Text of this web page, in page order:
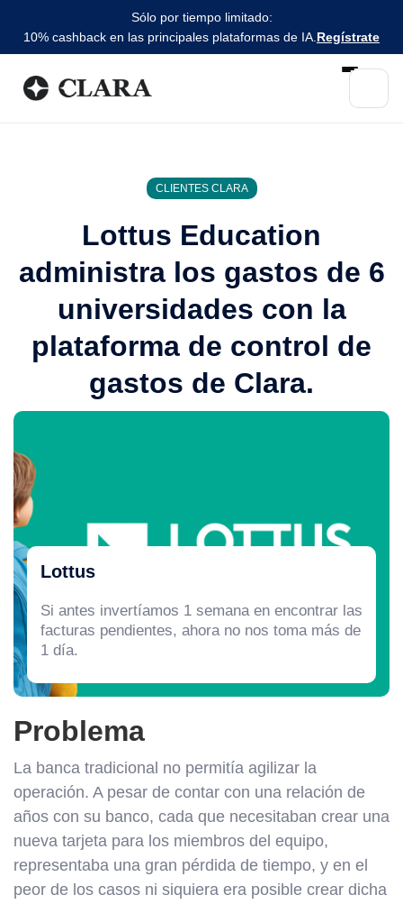
Sólo por tiempo limitado:
10% cashback en las principales plataformas de IA. Regístrate
CLIENTES CLARA
Lottus Education
administra los gastos de 6
universidades con la
plataforma de control de
gastos de Clara.
Lottus
Si antes invertíamos 1 semana en encontrar las
facturas pendientes, ahora no nos toma más de
1 día.
Problema
La banca tradicional no permitía agilizar la
operación. A pesar de contar con una relación de
años con su banco, cada que necesitaban crear una
nueva tarjeta para los miembros del equipo,
representaba una gran pérdida de tiempo, y en el
peor de los casos ni siquiera era posible crear dicha